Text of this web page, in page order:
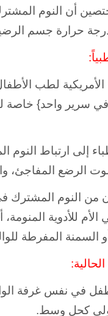
أن النوم
حرارة جسم
الأمريكية لطب
سرير واحد} خاصة
إلى ارتباط النوم
الرضع المفاجئ،
من النوم المشترك
للأدوية المنومة،
السمنة المفرطة
في نفس غرفة
كحل وسط.